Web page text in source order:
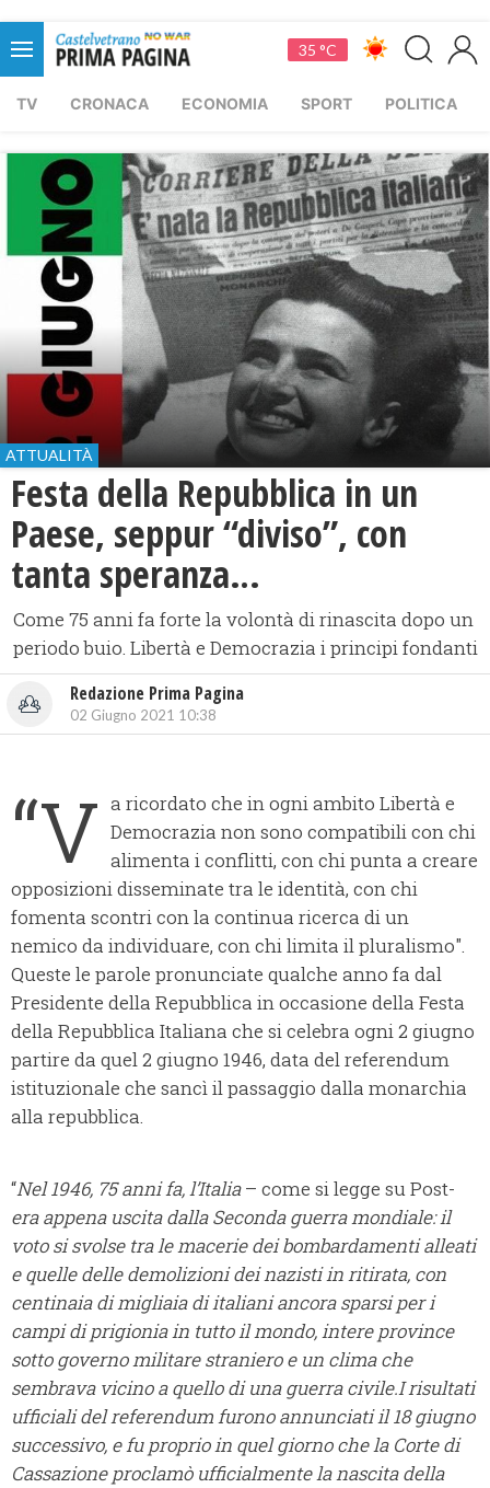
35 °C
TV CRONACA ECONOMIA SPORT POLITICA
ATTUALITÀ
Festa della Repubblica in un
Paese, seppur “diviso”, con
tanta speranza…
Come 75 anni fa forte la volontà di rinascita dopo un
periodo buio. Libertà e Democrazia i principi fondanti
Redazione Prima Pagina
02 Giugno 2021 10:38
“V a ricordato che in ogni ambito Libertà e
Democrazia non sono compatibili con chi
alimenta i conflitti, con chi punta a creare
opposizioni disseminate tra le identità, con chi
fomenta scontri con la continua ricerca di un
nemico da individuare, con chi limita il pluralismo".
Queste le parole pronunciate qualche anno fa dal
Presidente della Repubblica in occasione della Festa
della Repubblica Italiana che si celebra ogni 2 giugno
partire da quel 2 giugno 1946, data del referendum
istituzionale che sancì il passaggio dalla monarchia
alla repubblica.
“Nel 1946, 75 anni fa, l’Italia– come si legge su Post-
era appena uscita dalla Seconda guerra mondiale: il
voto si svolse tra le macerie dei bombardamenti alleati
e quelle delle demolizioni dei nazisti in ritirata, con
centinaia di migliaia di italiani ancora sparsi per i
campi di prigionia in tutto il mondo, intere province
sotto governo militare straniero e un clima che
sembrava vicino a quello di una guerra civile.I risultati
ufficiali del referendum furono annunciati il 18 giugno
successivo, e fu proprio in quel giorno che la Corte di
Cassazione proclamò ufficialmente la nascita della